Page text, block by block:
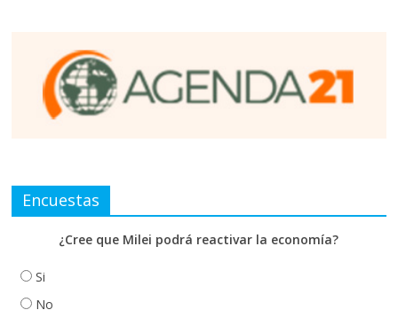
Encuestas
¿Cree que Milei podrá reactivar la economía?
Si
No